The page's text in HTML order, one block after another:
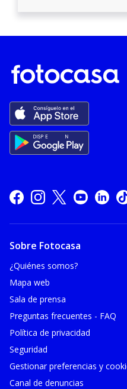
Sobre Fotocasa
¿Quiénes somos?
Mapa web
Sala de prensa
Preguntas frecuentes - FAQ
Política de privacidad
Seguridad
Gestionar preferencias y
Canal de denuncias